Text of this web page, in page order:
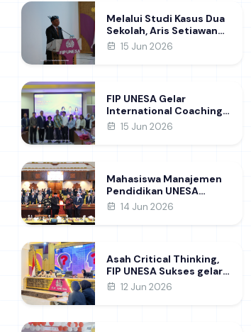
Melalui Studi Kasus Dua
Sekolah, Aris Setiawan
Raih Gelar Doktor di FIP
Manajemen
15 Jun 2026
FIP UNESA Gelar
International Coaching
Clinic Bersama Pakar
Thailand, Kupas Strategi
SDG 4
15 Jun 2026
Mahasiswa Manajemen
Pendidikan UNESA
Kunjungi DPRD Jatim,
Kebijakan Pendidikan
14 Jun 2026
Asah Critical Thinking,
FIP UNESA Sukses gelar
NUDC dan KDMI 2026
12 Jun 2026